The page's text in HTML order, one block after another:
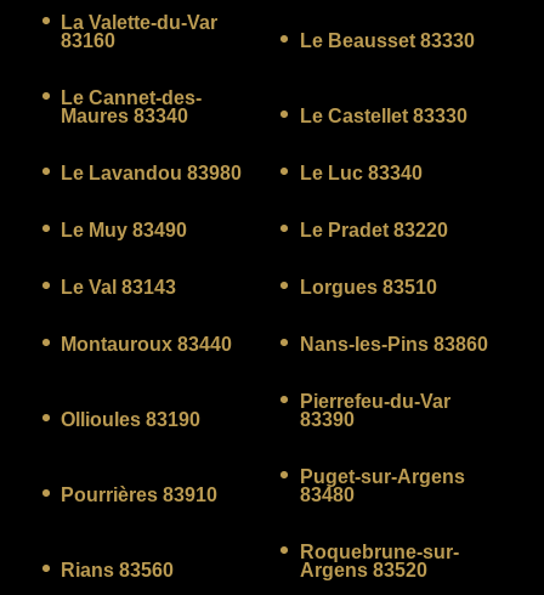
La Valette-du-Var
83160
Le Beausset 83330
Le Cannet-des-
Maures 83340
Le Castellet 83330
Le Lavandou 83980 Le Luc 83340
Le Muy 83490 Le Pradet 83220
Le Val 83143 Lorgues 83510
Montauroux 83440 Nans-les-Pins 83860
Ollioules 83190
Pierrefeu-du-Var
83390
Pourrières 83910
Puget-sur-Argens
83480
Rians 83560
Roquebrune-sur-
Argens 83520